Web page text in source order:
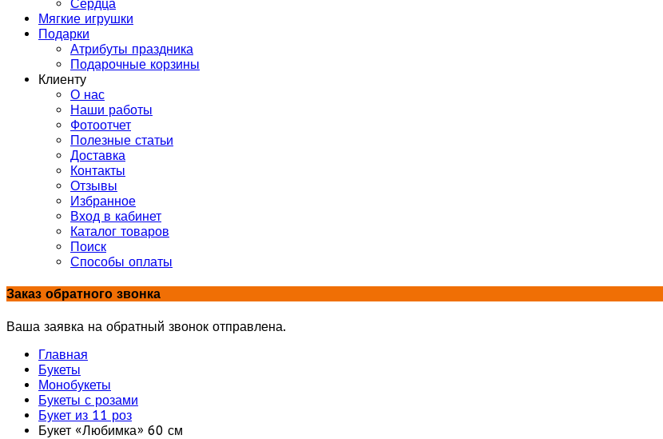
Сердца
Мягкие игрушки
Подарки
Атрибуты праздника
Подарочные корзины
Клиенту
О нас
Наши работы
Фотоотчет
Полезные статьи
Доставка
Контакты
Отзывы
Избранное
Вход в кабинет
Каталог товаров
Поиск
Способы оплаты
Заказ обратного звонка
Ваша заявка на обратный звонок отправлена.
Главная
Букеты
Монобукеты
Букеты с розами
Букет из 11 роз
Букет «Любимка» 60 см